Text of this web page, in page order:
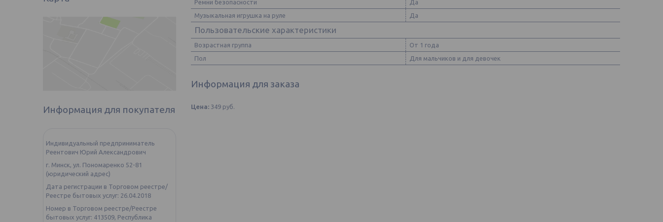
Ремни безопасности
Да
Музыкальная игрушка на руле
Да
Пользовательские характеристики
Возрастная группа
От 1 года
Пол
Для мальчиков и для девочек
Информация для заказа
Цена: 349 руб.
Информация для покупателя
Индивидуальный предприниматель
Реентович Юрий Александрович
г. Минск, ул. Пономаренко 52-81
(юридический адрес)
Дата регистрации в Торговом реестре/
Реестре бытовых услуг: 26.04.2018
Номер в Торговом реестре/Реестре
бытовых услуг: 413509, Республика